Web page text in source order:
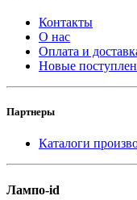
Контакты
О нас
Оплата и
Новые
Партнеры
Каталоги
Лампо-id